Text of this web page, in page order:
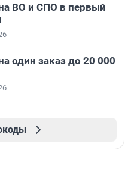
ВО и СПО в первый
один заказ до 20 000